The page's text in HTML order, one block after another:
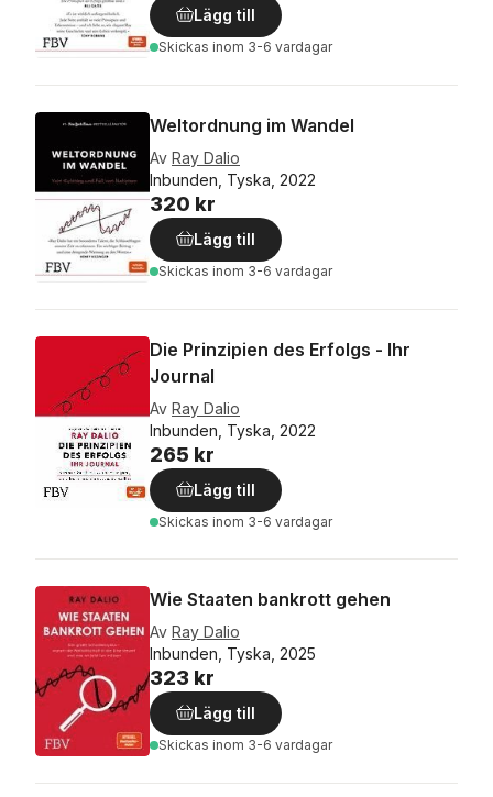
Lägg till
Skickas inom 3-6 vardagar
Weltordnung im Wandel
Av Ray Dalio
Inbunden, Tyska, 2022
320 kr
Lägg till
Skickas inom 3-6 vardagar
Die Prinzipien des Erfolgs - Ihr
Journal
Av Ray Dalio
Inbunden, Tyska, 2022
265 kr
Lägg till
Skickas inom 3-6 vardagar
Wie Staaten bankrott gehen
Av Ray Dalio
Inbunden, Tyska, 2025
323 kr
Lägg till
Skickas inom 3-6 vardagar